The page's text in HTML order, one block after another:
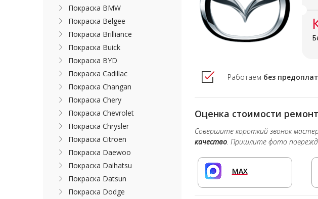
Работаем без
Оценка стоимости
Совершите короткий звонок
качество . Пришлите фото
MAX
Покраска BMW
Покраска Belgee
Покраска Brilliance
Покраска Buick
Покраска BYD
Покраска Cadillac
Покраска Changan
Покраска Chery
Покраска Chevrolet
Покраска Chrysler
Покраска Citroen
Покраска Daewoo
Покраска Daihatsu
Покраска Datsun
Покраска Dodge